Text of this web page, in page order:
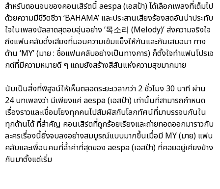
สำหรับตอนจบของคอนเสิร์ตนี้ aespa (เอสป้า) ได้เลือกเพลงที่เต็มไป
ด้วยความมีชีวิตชีวา ‘BAHAMA’ และประสานเสียงร้องสดอันน่าประทับ
ใจในเพลงบัลลาดสุดอบอุ่นอย่าง ‘목소리 (Melody)’ ส่งความจริงใจ
ถึงแฟนคลับดั่งเสียงที่มอบความเข้มแข็งให้กันและกันเสมอมา ทาง
ด้าน ‘MY’ (มาย : ชื่อแฟนคลับอย่างเป็นทางการ) ก็ตั้งใจทำแฟนโปรเจ
กต์ที่มีความหมายดี ๆ แถมยังสร้างสีสันแห่งความสุขมากมาย
นับเป็นสิ่งที่พิสูจน์ให้เห็นตลอดระยะเวลากว่า 2 ชั่วโมง 30 นาที ผ่าน
24 บทเพลงว่า มีเพียงแค่ aespa (เอสป้า) เท่านั้นที่สามารถกำหนด
เรื่องราวและเชื่อมโยงทุกคนไปสัมผัสกับโลกทัศน์ที่มาบรรจบกันใน
ทุกด้านได้ ที่สำคัญ คอนเสิร์ตที่ถูกร้อยเรียงและถ่ายทอดออกมาราวกับ
ละครเรื่องนี้ยิ่งจบลงอย่างสมบูรณ์แบบมากขึ้นเมื่อมี MY (มาย) แฟน
คลับและเพื่อนคนที่ล้ำค่าที่สุดของ aespa (เอสป้า) ที่คอยอยู่เคียงข้าง
กันมาตั้งแต่เริ่ม